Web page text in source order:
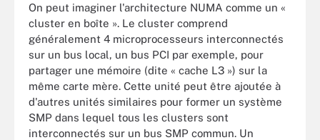
On peut imaginer l'architecture NUMA comme un «
cluster en boîte ». Le cluster comprend
généralement 4 microprocesseurs interconnectés
sur un bus local, un bus PCI par exemple, pour
partager une mémoire (dite « cache L3 ») sur la
même carte mère. Cette unité peut être ajoutée à
d'autres unités similaires pour former un système
SMP dans lequel tous les clusters sont
interconnectés sur un bus SMP commun. Un